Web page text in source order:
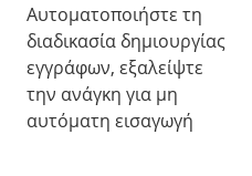
Αυτοματοποιήστε τη
διαδικασία δημιουργίας
εγγράφων, εξαλείψτε
την ανάγκη για μη
αυτόματη εισαγωγή